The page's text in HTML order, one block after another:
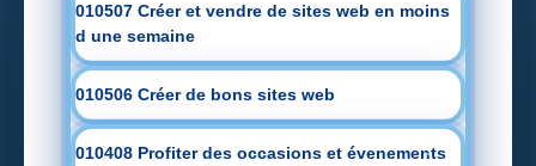
010507 Créer et vendre de sites web en moins
d une semaine
010506 Créer de bons sites web
010408 Profiter des occasions et évenements